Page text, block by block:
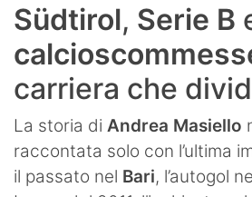
Südtirol, Serie B
carriera che
La storia di Andrea Masiello
raccontata solo con l’ultima
il passato nel Bari, l’autogol